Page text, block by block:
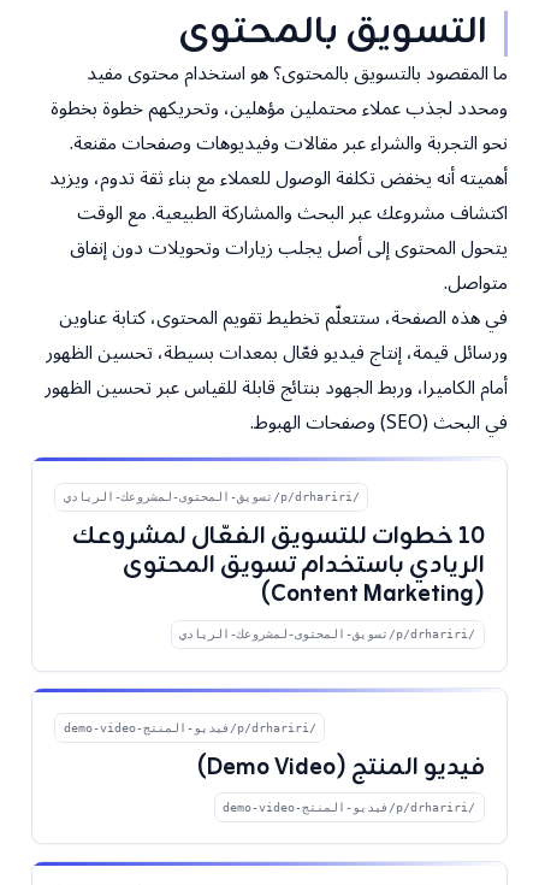
التسويق بالمحتوى
ما المقصود بالتسويق بالمحتوى؟ هو استخدام محتوى مفيد
ومحدد لجذب عملاء محتملين مؤهلين، وتحريكهم خطوة بخطوة
نحو التجربة والشراء عبر مقالات وفيديوهات وصفحات مقنعة.
أهميته أنه يخفض تكلفة الوصول للعملاء مع بناء ثقة تدوم، ويزيد
اكتشاف مشروعك عبر البحث والمشاركة الطبيعية. مع الوقت
يتحول المحتوى إلى أصل يجلب زيارات وتحويلات دون إنفاق
متواصل.
في هذه الصفحة، ستتعلّم تخطيط تقويم المحتوى، كتابة عناوين
ورسائل قيمة، إنتاج فيديو فعّال بمعدات بسيطة، تحسين الظهور
أمام الكاميرا، وربط الجهود بنتائج قابلة للقياس عبر تحسين الظهور
في البحث (SEO) وصفحات الهبوط.
/p/drhariri/تسويق-المحتوى-لمشروعك-الريادي
١٠ خطوات للتسويق الفعّال لمشروعك
الريادي باستخدام تسويق المحتوى
(Content Marketing)
/p/drhariri/تسويق-المحتوى-لمشروعك-الريادي
/p/drhariri/فيديو-المنتج-demo-video
فيديو المنتج (Demo Video)
/p/drhariri/فيديو-المنتج-demo-video